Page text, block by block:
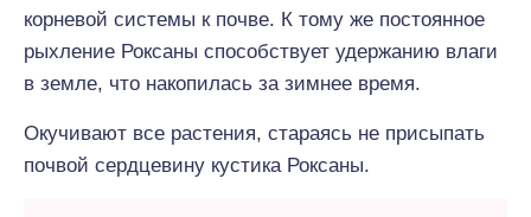
корневой системы к почве. К тому же постоянное
рыхление Роксаны способствует удержанию влаги
в земле, что накопилась за зимнее время.
Окучивают все растения, стараясь не присыпать
почвой сердцевину кустика Роксаны.